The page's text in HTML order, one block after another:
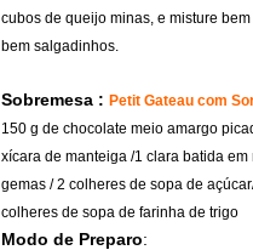
cubos de queijo minas, e misture
bem salgadinhos.
Sobremesa : Petit Gateau com
150 g de chocolate meio amargo
xícara de manteiga /1 clara batida em
gemas / 2 colheres de sopa de
colheres de sopa de farinha de trigo
Modo de Preparo: